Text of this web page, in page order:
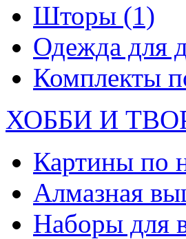
Шторы (1)
Одежда для
Комплекты
ХОББИ И
Картины по
Алмазная
Наборы для